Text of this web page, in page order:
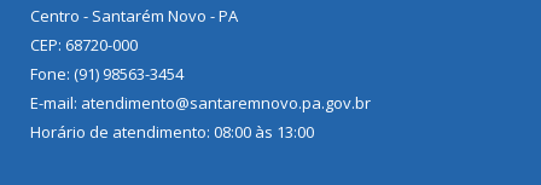
Centro - Santarém Novo - PA
CEP: 68720-000
Fone: (91) 98563-3454
E-mail: atendimento@santaremnovo.pa.gov.br
Horário de atendimento: 08:00 às 13:00